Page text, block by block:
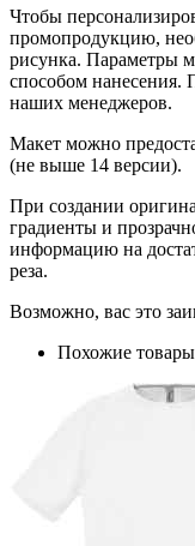
Чтобы
промопродукцию,
рисунка. Параметры
способом нанесения.
наших менеджеров.
Макет можно
(не выше 14 версии).
При создании
градиенты и
информацию на
реза.
Возможно, вас это
Похожие товары